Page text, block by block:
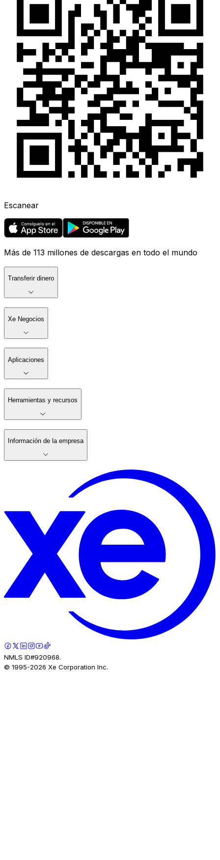
Escanear
Más de 113 millones de descargas en todo el mundo
Transferir dinero
Xe Negocios
Aplicaciones
Herramientas y recursos
Información de la empresa
NMLS ID#920968.
© 1995-2026 Xe Corporation Inc.